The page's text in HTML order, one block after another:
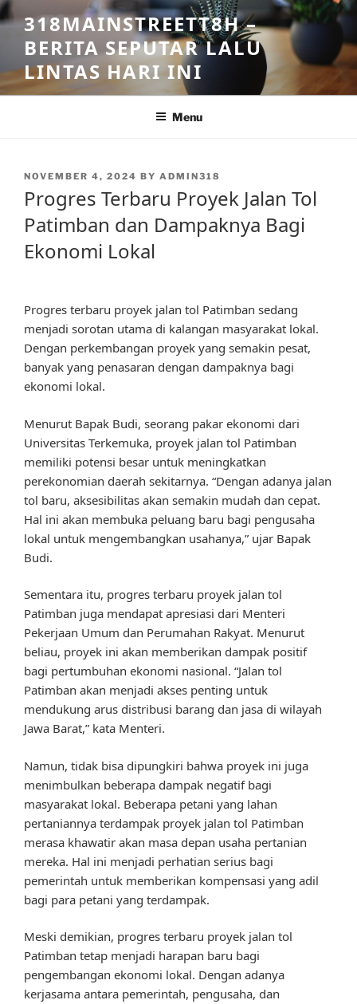
Skip
to
content
318MAINSTREETT8H –
BERITA SEPUTAR LALU
LINTAS HARI INI
Menu
POSTED
NOVEMBER 4, 2024 BY ADMIN318
Progres Terbaru Proyek Jalan Tol
Patimban dan Dampaknya Bagi
Ekonomi Lokal
Progres terbaru proyek jalan tol Patimban sedang
menjadi sorotan utama di kalangan masyarakat lokal.
Dengan perkembangan proyek yang semakin pesat,
banyak yang penasaran dengan dampaknya bagi
ekonomi lokal.
Menurut Bapak Budi, seorang pakar ekonomi dari
Universitas Terkemuka, proyek jalan tol Patimban
memiliki potensi besar untuk meningkatkan
perekonomian daerah sekitarnya. “Dengan adanya jalan
tol baru, aksesibilitas akan semakin mudah dan cepat.
Hal ini akan membuka peluang baru bagi pengusaha
lokal untuk mengembangkan usahanya,” ujar Bapak
Budi.
Sementara itu, progres terbaru proyek jalan tol
Patimban juga mendapat apresiasi dari Menteri
Pekerjaan Umum dan Perumahan Rakyat. Menurut
beliau, proyek ini akan memberikan dampak positif
bagi pertumbuhan ekonomi nasional. “Jalan tol
Patimban akan menjadi akses penting untuk
mendukung arus distribusi barang dan jasa di wilayah
Jawa Barat,” kata Menteri.
Namun, tidak bisa dipungkiri bahwa proyek ini juga
menimbulkan beberapa dampak negatif bagi
masyarakat lokal. Beberapa petani yang lahan
pertaniannya terdampak proyek jalan tol Patimban
merasa khawatir akan masa depan usaha pertanian
mereka. Hal ini menjadi perhatian serius bagi
pemerintah untuk memberikan kompensasi yang adil
bagi para petani yang terdampak.
Meski demikian, progres terbaru proyek jalan tol
Patimban tetap menjadi harapan baru bagi
pengembangan ekonomi lokal. Dengan adanya
kerjasama antara pemerintah, pengusaha, dan